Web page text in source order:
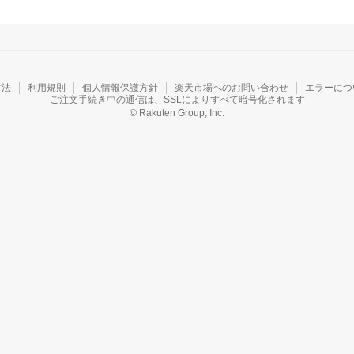
利用規則 個人情報保護方針 楽天市場へのお問い合わせ
エラーに
ご注文手続き中の通信は、SSLによりすべて暗号化されます
© Rakuten Group, Inc.